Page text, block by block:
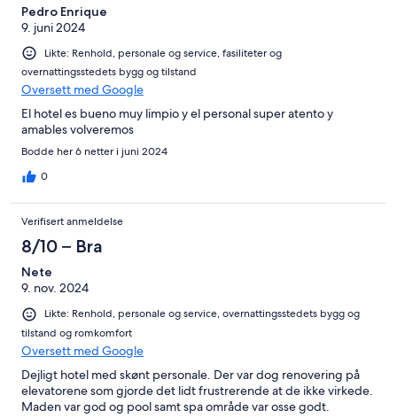
Pedro Enrique
9. juni 2024
Likte: Renhold, personale og service, fasiliteter og
overnattingsstedets bygg og tilstand
Oversett med Google
El hotel es bueno muy limpio y el personal super atento y
amables volveremos
Bodde her 6 netter i juni 2024
0
Verifisert anmeldelse
8/10 – Bra
Nete
9. nov. 2024
Likte: Renhold, personale og service, overnattingsstedets bygg og
tilstand og romkomfort
Oversett med Google
Dejligt hotel med skønt personale. Der var dog renovering på
elevatorene som gjorde det lidt frustrerende at de ikke virkede.
Maden var god og pool samt spa område var osse godt.